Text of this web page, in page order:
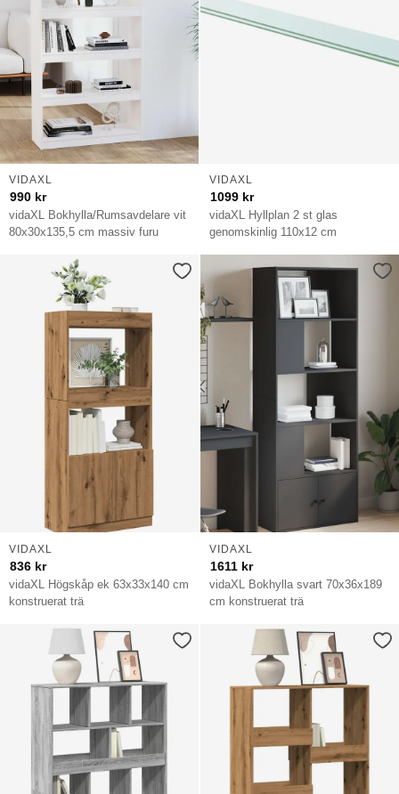
vidaXL Bokhylla/Rumsavdelare vit
80x30x135,5 cm massiv furu
VIDAXL
990 kr
vidaXL Hyllplan 2 st glas
genomskinlig 110x12 cm
VIDAXL
1099 kr
vidaXL Högskåp ek 63x33x140 cm
konstruerat trä
VIDAXL
836 kr
vidaXL Bokhylla svart 70x36x189
cm konstruerat trä
VIDAXL
1611 kr